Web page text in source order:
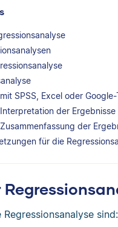
SPSS, Excel oder
der Ergebnisse
der
für die
sind: